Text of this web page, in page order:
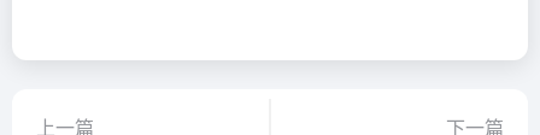
上一篇 下一篇